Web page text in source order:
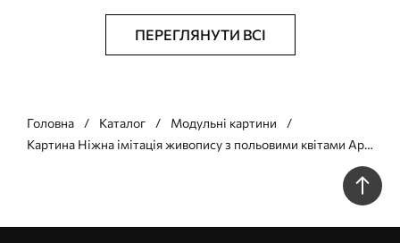
ПЕРЕГЛЯНУТИ ВСІ
Головна Каталог
Модульні картини
Картина Ніжна імітація живопису з польовими квітами Арт.